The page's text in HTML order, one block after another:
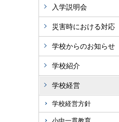
入学説明会
災害時における対応
学校からのお知らせ
学校紹介
学校経営
学校経営方針